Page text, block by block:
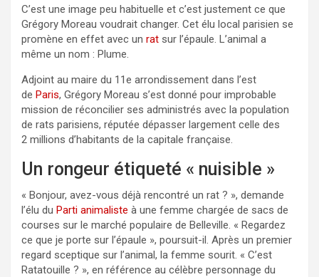
C’est une image peu habituelle et c’est justement ce que
Grégory Moreau voudrait changer. Cet élu local parisien se
promène en effet avec un rat sur l’épaule. L’animal a
même un nom : Plume.
Adjoint au maire du 11e arrondissement dans l’est
de Paris, Grégory Moreau s’est donné pour improbable
mission de réconcilier ses administrés avec la population
de rats parisiens, réputée dépasser largement celle des
2 millions d’habitants de la capitale française.
Un rongeur étiqueté « nuisible »
« Bonjour, avez-vous déjà rencontré un rat ? », demande
l’élu du Parti animaliste à une femme chargée de sacs de
courses sur le marché populaire de Belleville. « Regardez
ce que je porte sur l’épaule », poursuit-il. Après un premier
regard sceptique sur l’animal, la femme sourit. « C’est
Ratatouille ? », en référence au célèbre personnage du